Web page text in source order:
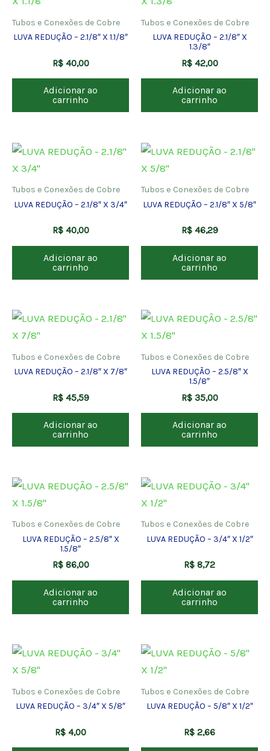
Tubos e Conexões de Cobre
LUVA REDUÇÃO – 2.1/8″ X 1.1/8″
R$40,00
Adicionar ao
carrinho
Tubos e Conexões de Cobre
LUVA REDUÇÃO – 2.1/8″ X
1.3/8″
R$42,00
Adicionar ao
carrinho
Tubos e Conexões de Cobre
LUVA REDUÇÃO – 2.1/8″ X 3/4″
R$40,00
Adicionar ao
carrinho
Tubos e Conexões de Cobre
LUVA REDUÇÃO – 2.1/8″ X 5/8″
R$46,29
Adicionar ao
carrinho
Tubos e Conexões de Cobre
LUVA REDUÇÃO – 2.1/8″ X 7/8″
R$45,59
Adicionar ao
carrinho
Tubos e Conexões de Cobre
LUVA REDUÇÃO – 2.5/8″ X
1.5/8″
R$35,00
Adicionar ao
carrinho
Tubos e Conexões de Cobre
LUVA REDUÇÃO – 2.5/8″ X
1.5/8″
R$86,00
Adicionar ao
carrinho
Tubos e Conexões de Cobre
LUVA REDUÇÃO – 3/4″ X 1/2″
R$ 8,72
Adicionar ao
carrinho
Tubos e Conexões de Cobre
LUVA REDUÇÃO – 3/4″ X 5/8″
R$ 4,00
Tubos e Conexões de Cobre
LUVA REDUÇÃO – 5/8″ X 1/2″
R$ 2,66